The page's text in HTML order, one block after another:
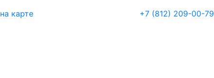
на карте +7 (812) 209-00-79